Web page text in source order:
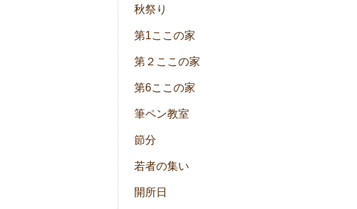
秋祭り
第1ここの家
第２ここの家
第6ここの家
筆ペン教室
節分
若者の集い
開所日